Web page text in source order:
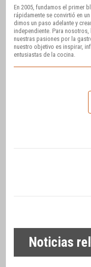
En 2005, fundamos el primer
rápidamente se convirtió en
dimos un paso adelante y
independiente. Para
nuestras pasiones por la
nuestro objetivo es inspirar,
entusiastas de la cocina.
Noticias